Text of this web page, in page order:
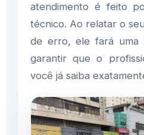
atendimento é feito
técnico. Ao relatar o
de erro, ele fará uma
garantir que o
você já saiba